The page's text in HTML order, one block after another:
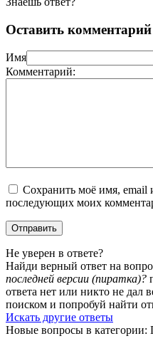
Оставить комментарий
Имя
Комментарий:
Сохранить моё имя, email
последующих моих
Не уверен в ответе?
Найди верный ответ на
последней версии (пиратка)?
ответа нет или никто не дал
поиском и попробуй найти
Искать другие ответы
Новые вопросы в категории: